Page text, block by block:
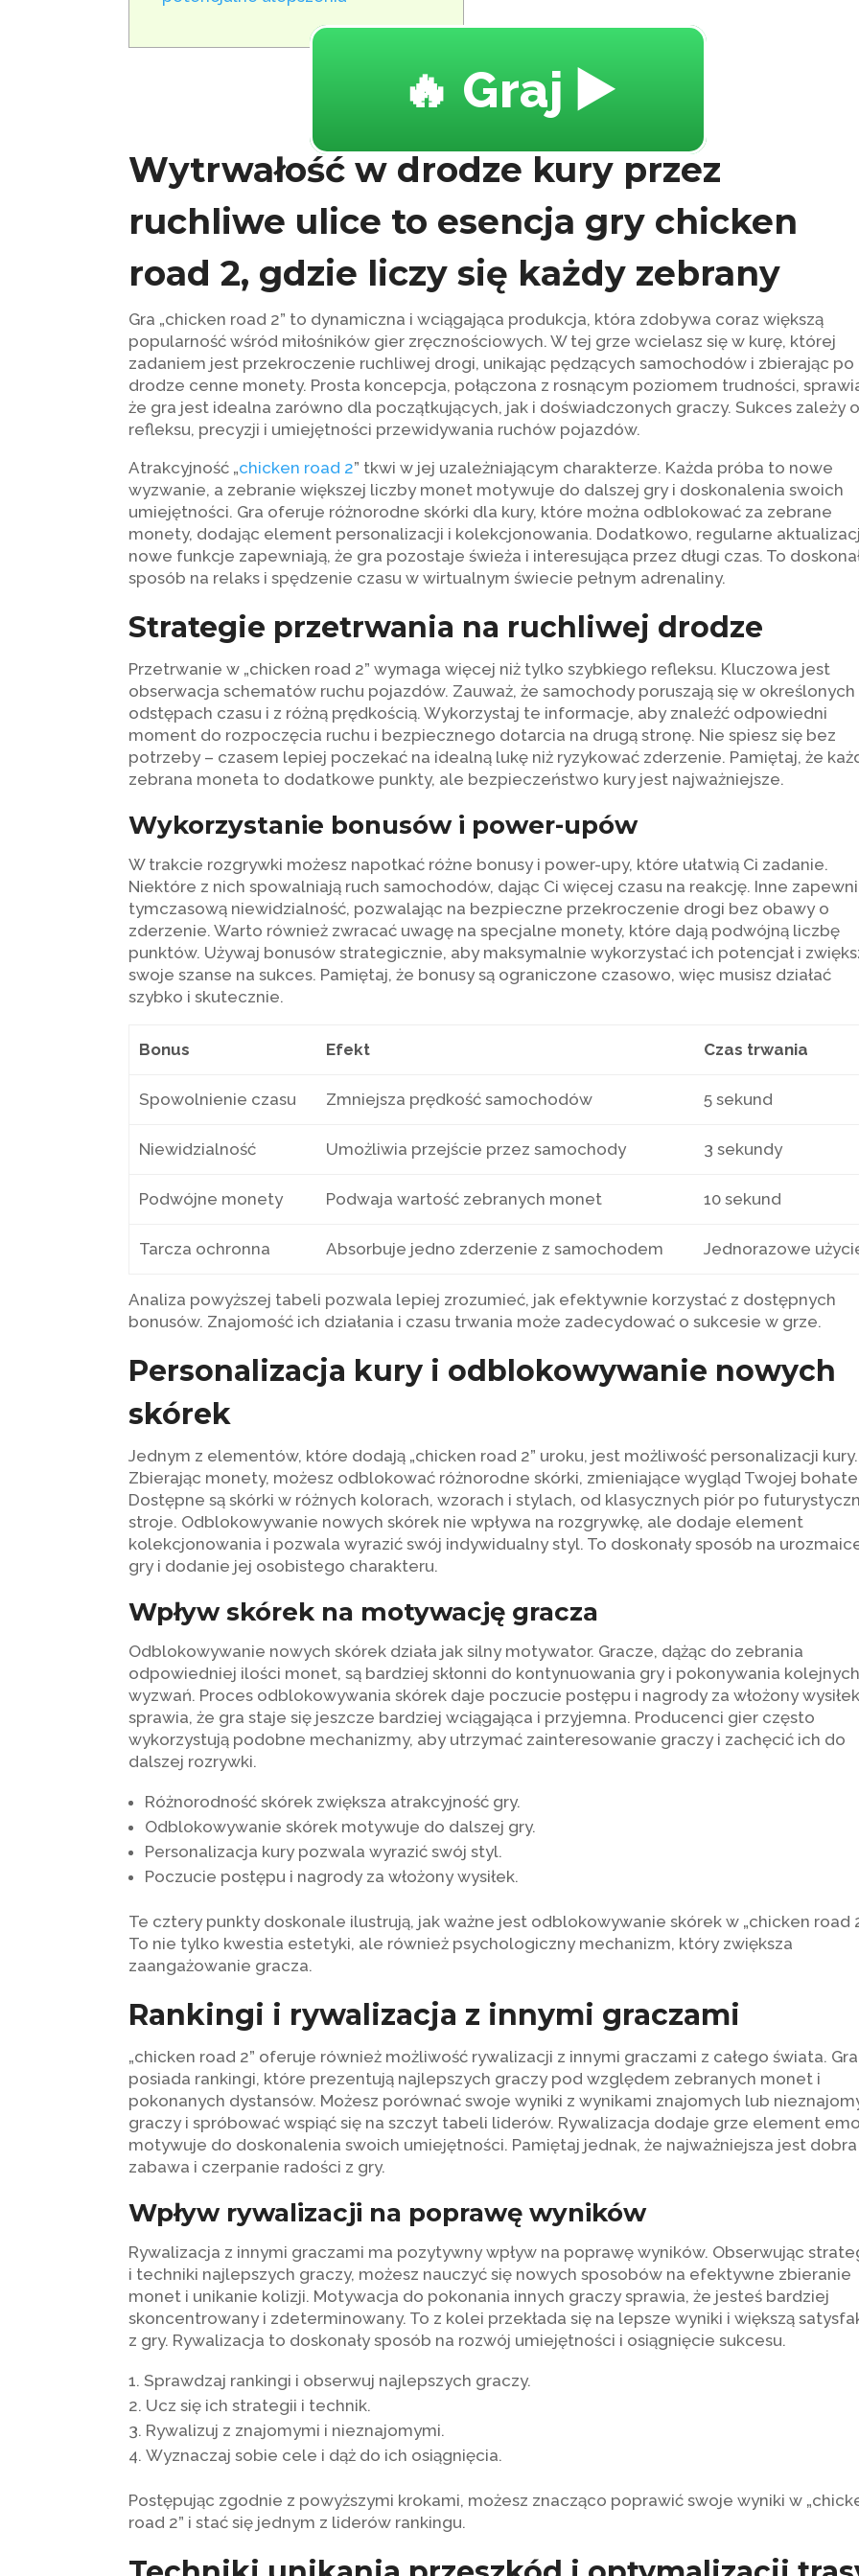
🔥 Graj ▶️
Wytrwałość w drodze kury przez
ruchliwe ulice to esencja gry chicken
road 2, gdzie liczy się każdy zebrany
Gra „chicken road 2” to dynamiczna i wciągająca produkcja, która zdobywa coraz większą
popularność wśród miłośników gier zręcznościowych. W tej grze wcielasz się w kurę, której
zadaniem jest przekroczenie ruchliwej drogi, unikając pędzących samochodów i zbierając po
drodze cenne monety. Prosta koncepcja, połączona z rosnącym poziomem trudności,
że gra jest idealna zarówno dla początkujących, jak i doświadczonych graczy. Sukces zależy
refleksu, precyzji i umiejętności przewidywania ruchów pojazdów.
Atrakcyjność „chicken road 2” tkwi w jej uzależniającym charakterze. Każda próba to nowe
wyzwanie, a zebranie większej liczby monet motywuje do dalszej gry i doskonalenia swoich
umiejętności. Gra oferuje różnorodne skórki dla kury, które można odblokować za zebrane
monety, dodając element personalizacji i kolekcjonowania. Dodatkowo, regularne
nowe funkcje zapewniają, że gra pozostaje świeża i interesująca przez długi czas. To
sposób na relaks i spędzenie czasu w wirtualnym świecie pełnym adrenaliny.
Strategie przetrwania na ruchliwej drodze
Przetrwanie w „chicken road 2” wymaga więcej niż tylko szybkiego refleksu. Kluczowa jest
obserwacja schematów ruchu pojazdów. Zauważ, że samochody poruszają się w określonych
odstępach czasu i z różną prędkością. Wykorzystaj te informacje, aby znaleźć odpowiedni
moment do rozpoczęcia ruchu i bezpiecznego dotarcia na drugą stronę. Nie spiesz się bez
potrzeby – czasem lepiej poczekać na idealną lukę niż ryzykować zderzenie. Pamiętaj, że
zebrana moneta to dodatkowe punkty, ale bezpieczeństwo kury jest najważniejsze.
Wykorzystanie bonusów i power-upów
W trakcie rozgrywki możesz napotkać różne bonusy i power-upy, które ułatwią Ci zadanie.
Niektóre z nich spowalniają ruch samochodów, dając Ci więcej czasu na reakcję. Inne
tymczasową niewidzialność, pozwalając na bezpieczne przekroczenie drogi bez obawy o
zderzenie. Warto również zwracać uwagę na specjalne monety, które dają podwójną liczbę
punktów. Używaj bonusów strategicznie, aby maksymalnie wykorzystać ich potencjał i
swoje szanse na sukces. Pamiętaj, że bonusy są ograniczone czasowo, więc musisz działać
szybko i skutecznie.
Bonus Efekt Czas trwania
Spowolnienie czasu Zmniejsza prędkość samochodów 5 sekund
Niewidzialność Umożliwia przejście przez samochody 3 sekundy
Podwójne monety Podwaja wartość zebranych monet 10 sekund
Tarcza ochronna Absorbuje jedno zderzenie z samochodem Jednorazowe
Analiza powyższej tabeli pozwala lepiej zrozumieć, jak efektywnie korzystać z dostępnych
bonusów. Znajomość ich działania i czasu trwania może zadecydować o sukcesie w grze.
Personalizacja kury i odblokowywanie nowych
skórek
Jednym z elementów, które dodają „chicken road 2” uroku, jest możliwość personalizacji kury.
Zbierając monety, możesz odblokować różnorodne skórki, zmieniające wygląd Twojej
Dostępne są skórki w różnych kolorach, wzorach i stylach, od klasycznych piór po
stroje. Odblokowywanie nowych skórek nie wpływa na rozgrywkę, ale dodaje element
kolekcjonowania i pozwala wyrazić swój indywidualny styl. To doskonały sposób na
gry i dodanie jej osobistego charakteru.
Wpływ skórek na motywację gracza
Odblokowywanie nowych skórek działa jak silny motywator. Gracze, dążąc do zebrania
odpowiedniej ilości monet, są bardziej skłonni do kontynuowania gry i pokonywania kolejnych
wyzwań. Proces odblokowywania skórek daje poczucie postępu i nagrody za włożony
sprawia, że gra staje się jeszcze bardziej wciągająca i przyjemna. Producenci gier często
wykorzystują podobne mechanizmy, aby utrzymać zainteresowanie graczy i zachęcić ich do
dalszej rozrywki.
Różnorodność skórek zwiększa atrakcyjność gry.
Odblokowywanie skórek motywuje do dalszej gry.
Personalizacja kury pozwala wyrazić swój styl.
Poczucie postępu i nagrody za włożony wysiłek.
Te cztery punkty doskonale ilustrują, jak ważne jest odblokowywanie skórek w „chicken road
To nie tylko kwestia estetyki, ale również psychologiczny mechanizm, który zwiększa
zaangażowanie gracza.
Rankingi i rywalizacja z innymi graczami
„chicken road 2” oferuje również możliwość rywalizacji z innymi graczami z całego świata. Gra
posiada rankingi, które prezentują najlepszych graczy pod względem zebranych monet i
pokonanych dystansów. Możesz porównać swoje wyniki z wynikami znajomych lub
graczy i spróbować wspiąć się na szczyt tabeli liderów. Rywalizacja dodaje grze element
motywuje do doskonalenia swoich umiejętności. Pamiętaj jednak, że najważniejsza jest dobra
zabawa i czerpanie radości z gry.
Wpływ rywalizacji na poprawę wyników
Rywalizacja z innymi graczami ma pozytywny wpływ na poprawę wyników. Obserwując
i techniki najlepszych graczy, możesz nauczyć się nowych sposobów na efektywne zbieranie
monet i unikanie kolizji. Motywacja do pokonania innych graczy sprawia, że jesteś bardziej
skoncentrowany i zdeterminowany. To z kolei przekłada się na lepsze wyniki i większą
z gry. Rywalizacja to doskonały sposób na rozwój umiejętności i osiągnięcie sukcesu.
Sprawdzaj rankingi i obserwuj najlepszych graczy.
Ucz się ich strategii i technik.
Rywalizuj z znajomymi i nieznajomymi.
Wyznaczaj sobie cele i dąż do ich osiągnięcia.
Postępując zgodnie z powyższymi krokami, możesz znacząco poprawić swoje wyniki w
road 2” i stać się jednym z liderów rankingu.